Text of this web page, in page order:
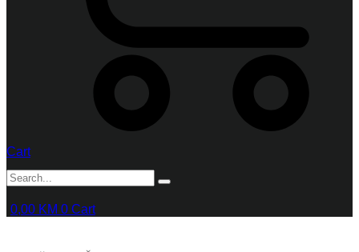
Cart
0,00 KM 0 Cart